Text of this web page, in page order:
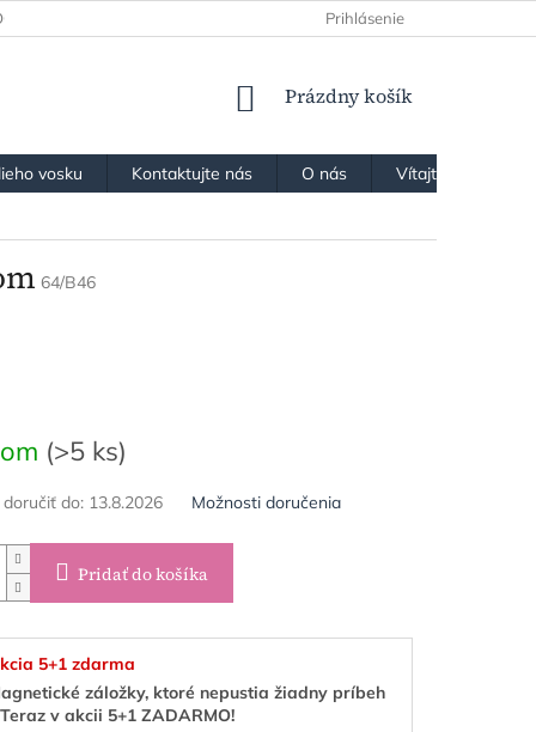
OSOBNÝCH ÚDAJOV Prihlásenie
NÁKUPNÝ
Prázdny košík
vosku Kontaktujte nás O nás Vítajte v našom
64/B46
(>5 ks)
do: 13.8.2026 Možnosti doručenia
Pridať do košíka
5+1 zdarma
záložky, ktoré nepustia žiadny príbeh
v akcii 5+1 ZADARMO!